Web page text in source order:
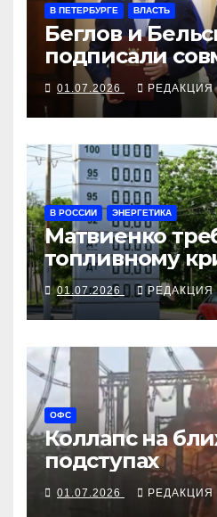
В ПЕТЕРБУРГЕ ВЛАСТЬ
Беглов и
подписали
план на годы
ЗакСа
01.07.2026 РЕДАКЦИЯ
В РОССИИ ЭНЕРГЕТИКА
Матвиенко
топливному
охать, но и не
01.07.2026 РЕДАКЦИЯ
ОФС
Коллапс на
подступах
01.07.2026 РЕДАКЦИЯ